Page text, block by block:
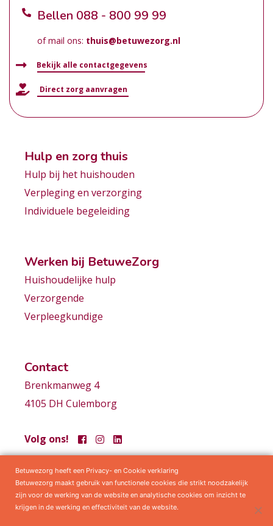
Bellen 088 - 800 99 99
of mail ons: thuis@betuwezorg.nl
Bekijk alle contactgegevens
Direct zorg aanvragen
Hulp en zorg thuis
Hulp bij het huishouden
Verpleging en verzorging
Individuele begeleiding
Werken bij BetuweZorg
Huishoudelijke hulp
Verzorgende
Verpleegkundige
Contact
Brenkmanweg 4
4105 DH Culemborg
Volg ons!
Samenwerkingen Privacy statement Algemene voorwaarden
Betuwezorg heeft een Privacy- en Cookie verklaring
Betuwezorg maakt gebruik van functionele cookies die strikt noodzakelijk
zijn voor de werking van de website en analytische cookies om inzicht te
krijgen in de werking en effectiviteit van de website.